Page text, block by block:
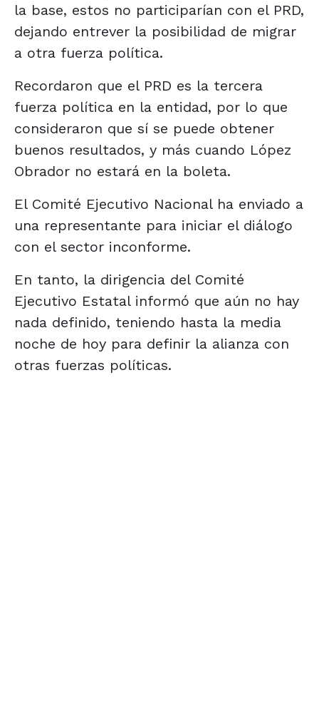
la base, estos no participarían con el PRD,
dejando entrever la posibilidad de migrar
a otra fuerza política.
Recordaron que el PRD es la tercera
fuerza política en la entidad, por lo que
consideraron que sí se puede obtener
buenos resultados, y más cuando López
Obrador no estará en la boleta.
El Comité Ejecutivo Nacional ha enviado a
una representante para iniciar el diálogo
con el sector inconforme.
En tanto, la dirigencia del Comité
Ejecutivo Estatal informó que aún no hay
nada definido, teniendo hasta la media
noche de hoy para definir la alianza con
otras fuerzas políticas.